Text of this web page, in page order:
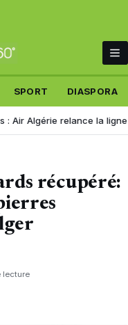
SPORT DIASPORA
la ligne
récupéré:
lecture